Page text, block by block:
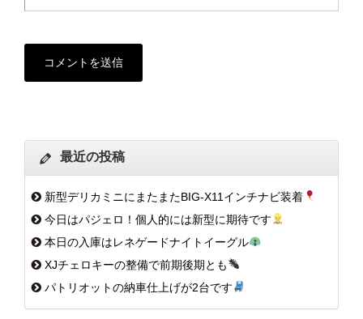
最近の投稿
新型デリカミニにまたまたBIG-X11インチナビ装着
今日はパジェロ！個人的には新型に期待です
本日の入庫はレネゲードナイトイーグル
XJチェロキーの整備で前期後期とも
パトリオットの納車仕上げが2台です